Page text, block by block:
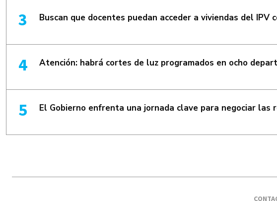
Buscan que docentes puedan acceder a viviendas del IPV
Atención: habrá cortes de luz programados en ocho
El Gobierno enfrenta una jornada clave para negociar las